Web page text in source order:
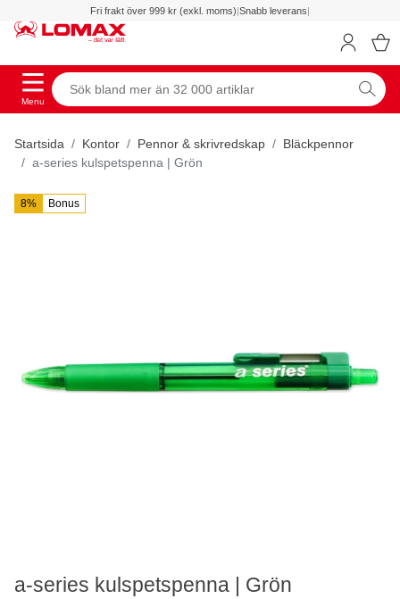
Fri frakt över 999 kr (exkl. moms)|Snabb leverans|
Menu
Startsida Kontor Pennor & skrivredskap
Bläckpennor
a-series kulspetspenna | Grön
8% Bonus
a-series kulspetspenna | Grön